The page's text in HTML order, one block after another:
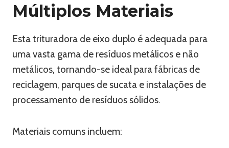
Múltiplos Materiais
Esta trituradora de eixo duplo é adequada para
uma vasta gama de resíduos metálicos e não
metálicos, tornando-se ideal para fábricas de
reciclagem, parques de sucata e instalações de
processamento de resíduos sólidos.
Materiais comuns incluem: